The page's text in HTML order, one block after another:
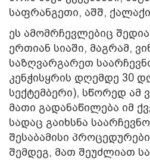
საფრანგეთი, აშშ,
ეს ამომრჩევლებიც
ერთიან სიაში, მაგრამ,
საზღვარგარეთ
კენჭისყრის დღემდე 30
სექტემბერი), სწორედ ამ
მათი გადანაწილება იმ
სადაც გაიხსნა
შესაბამისი
შემდეგ, მათ შეუძლიათ